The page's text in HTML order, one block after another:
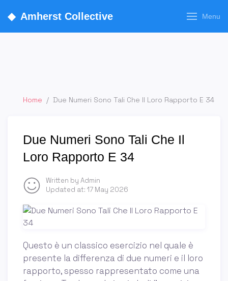
◆ Amherst Collective Menu
Home / Due Numeri Sono Tali Che Il Loro Rapporto E 34
Due Numeri Sono Tali Che Il
Loro Rapporto E 34
Written by Admin
Updated at: 17 May 2026
Questo è un classico esercizio nel quale è
presente la differenza di due numeri e il loro
rapporto, spesso rappresentato come una